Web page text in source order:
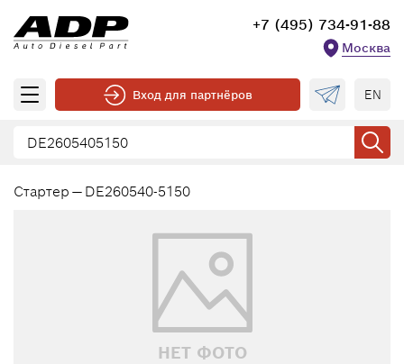
+7 (495) 734-91-88
Москва
Вход для партнёров EN
Стартер — DE260540-5150
НЕТ ФОТО